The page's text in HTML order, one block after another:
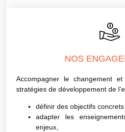
NOS
Accompagner le changement
stratégies de développement de
définir des objectifs
adapter les
enjeux,